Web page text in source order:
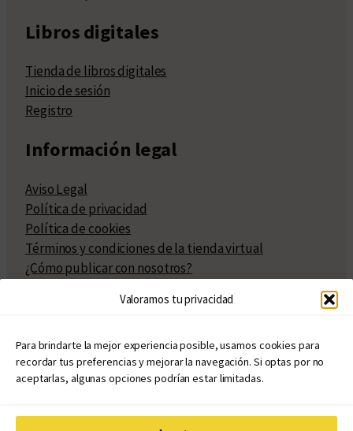
Valoramos tu privacidad
Para brindarte la mejor experiencia posible, usamos cookies para
recordar tus preferencias y mejorar la navegación. Si optas por no
aceptarlas, algunas opciones podrían estar limitadas.
Libros digitales
Tienda de libros digitales
Inicio de sesión
Registro
Información legal
Aviso Legal
Política de privacidad
Política de cookies
Términos y condiciones de la tienda virtual
¿Cómo publicar con nosotros?
Políticas de publicación
Políticas de coedición
Atribuciones